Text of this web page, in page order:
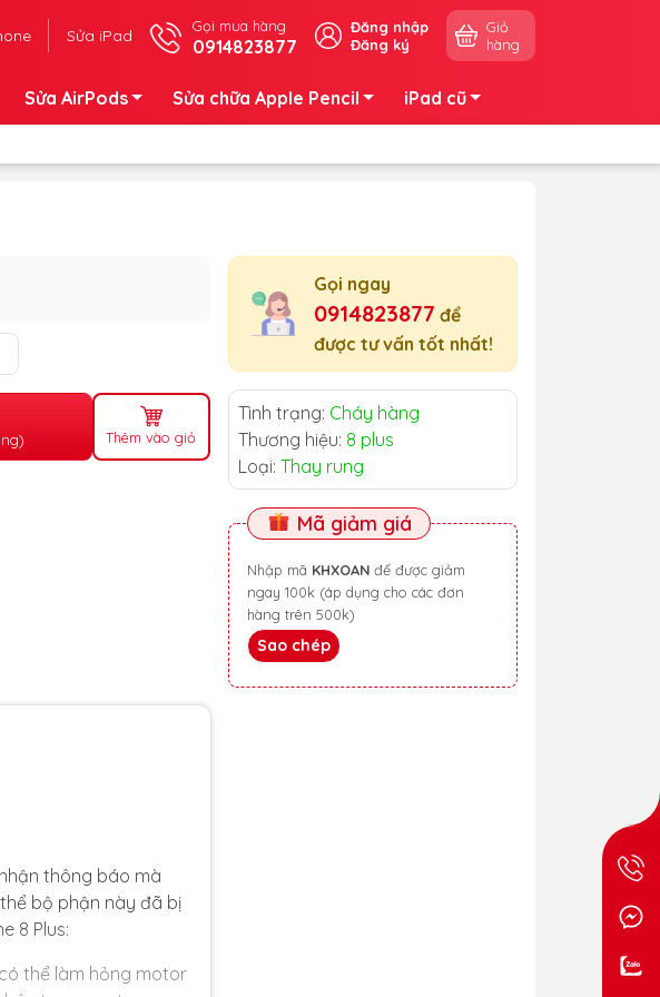
Sửa iPad Gọi mua hàng
0914823877
Đăng nhập
Đăng ký
Giỏ
hàng
Sửa AirPods Sửa chữa Apple Pencil iPad cũ
Thêm vào giỏ
Gọi ngay
0914823877 để
được tư vấn tốt nhất!
Tình trạng: Cháy hàng
Thương hiệu: 8 plus
Loại: Thay rung
Mã giảm giá
Nhập mã KHXOAN
ngay 100k (áp dụng cho các đơn
hàng trên 500k)
Sao chép
thông báo mà
bộ phận này đã bị
8 Plus:
thể làm hỏng motor